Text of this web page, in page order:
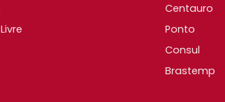
Centauro
Ponto
Consul
Brastemp